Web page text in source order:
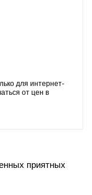
для интернет-
от цен в
приятных